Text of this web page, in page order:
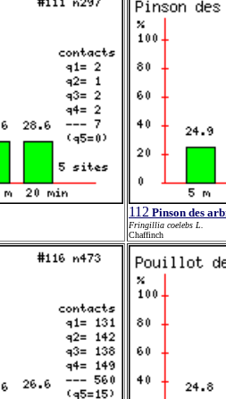
112 Pinson des
Fringillia coelebs L.
Chaffinch